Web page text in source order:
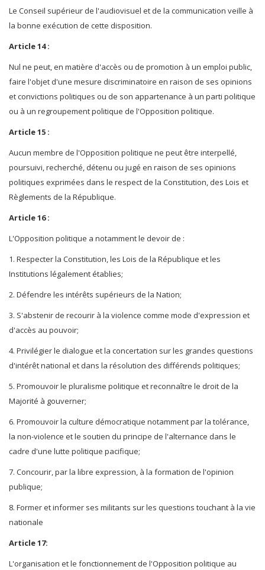
Le Conseil supérieur de l'audiovisuel et de la communication veille à
la bonne exécution de cette disposition.
Article 14 :
Nul ne peut, en matière d'accès ou de promotion à un emploi public,
faire l'objet d'une mesure discriminatoire en raison de ses opinions
et convictions politiques ou de son appartenance à un parti politique
ou à un regroupement politique de l'Opposition politique.
Article 15 :
Aucun membre de l'Opposition politique ne peut être interpellé,
poursuivi, recherché, détenu ou jugé en raison de ses opinions
politiques exprimées dans le respect de la Constitution, des Lois et
Règlements de la République.
Article 16 :
L'Opposition politique a notamment le devoir de :
1. Respecter la Constitution, les Lois de la République et les
Institutions légalement établies;
2. Défendre les intérêts supérieurs de la Nation;
3. S'abstenir de recourir à la violence comme mode d'expression et
d'accès au pouvoir;
4. Privilégier le dialogue et la concertation sur les grandes questions
d'intérêt national et dans la résolution des différends politiques;
5. Promouvoir le pluralisme politique et reconnaître le droit de la
Majorité à gouverner;
6. Promouvoir la culture démocratique notamment par la tolérance,
la non-violence et le soutien du principe de l'alternance dans le
cadre d'une lutte politique pacifique;
7. Concourir, par la libre expression, à la formation de l'opinion
publique;
8. Former et informer ses militants sur les questions touchant à la vie
nationale
Article 17:
L'organisation et le fonctionnement de l'Opposition politique au